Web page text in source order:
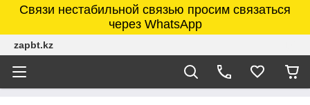
Связи нестабильной связью просим связаться
через WhatsApp
zapbt.kz